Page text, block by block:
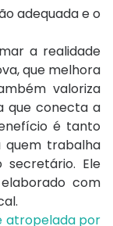
adequada e o
a realidade
que melhora
valoriza
que conecta a
é tanto
quem trabalha
secretário. Ele
com
atropelada por